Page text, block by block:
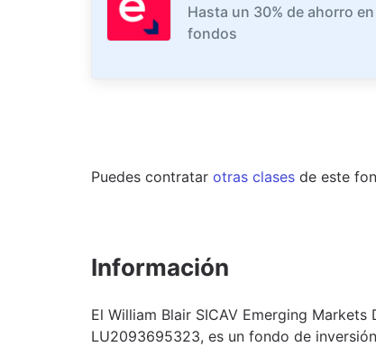
Hasta un 30% de ahorro
fondos
Puedes contratar otras clases de este
Información
El William Blair SICAV Emerging
LU2093695323, es un fondo de